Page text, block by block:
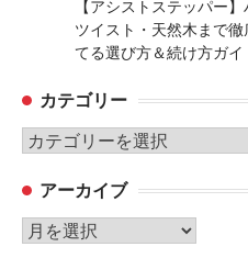
【アシストステッパー
ツイスト・天然木まで
てる選び方＆続け方ガイ
カテゴリー
カ
ゴ
リ
ー
アーカイブ
ア